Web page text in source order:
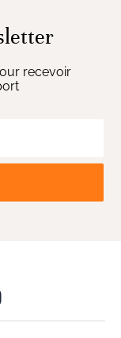
recevoir